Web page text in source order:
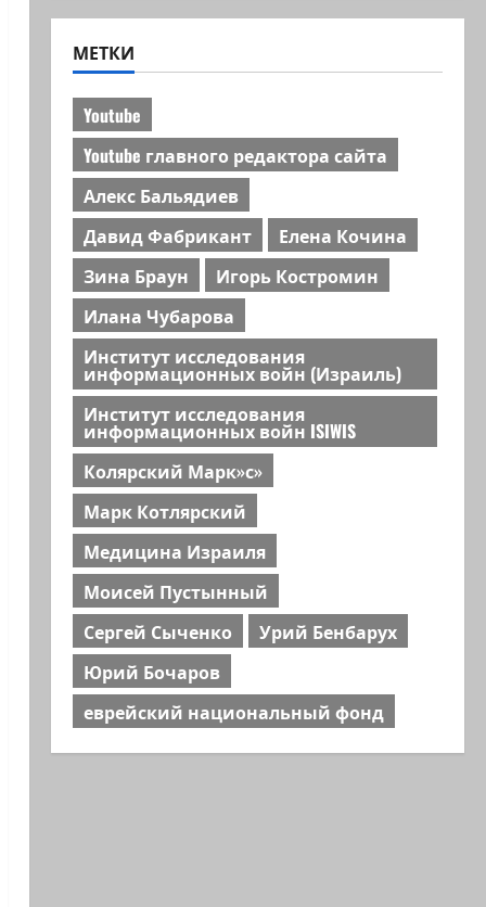
МЕТКИ
Youtube
Youtube главного редактора сайта
Алекс Бальядиев
Давид Фабрикант
Елена Кочина
Зина Браун
Игорь Костромин
Илана Чубарова
Институт исследования
информационных войн (Израиль)
Институт исследования
информационных войн ISIWIS
Колярский Марк»с»
Марк Котлярский
Медицина Израиля
Моисей Пустынный
Сергей Сыченко
Урий Бенбарух
Юрий Бочаров
еврейский национальный фонд